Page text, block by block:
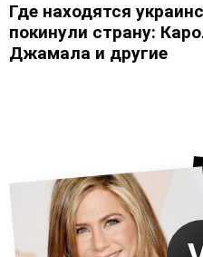
Где находятся
покинули страну:
Джамала и другие